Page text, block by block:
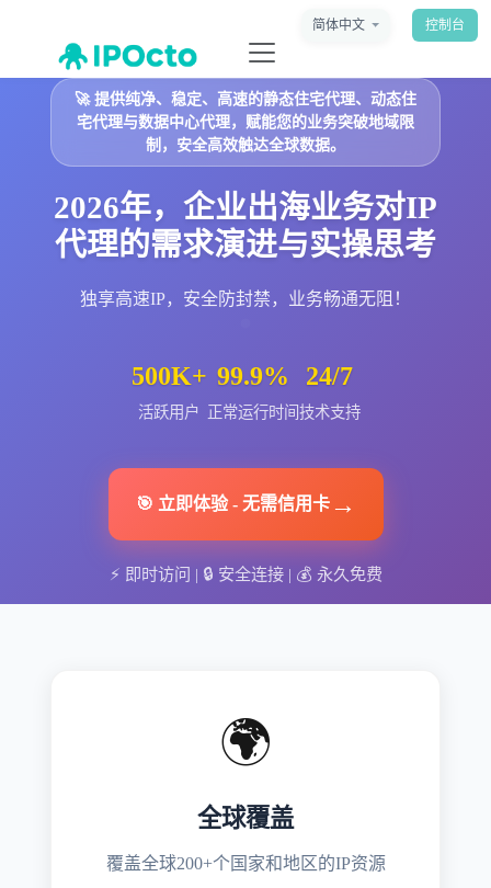
简体中文 控制台
🚀 提供纯净、稳定、高速的静态住宅代理、动态住
宅代理与数据中心代理，赋能您的业务突破地域限
制，安全高效触达全球数据。
2026年，企业出海业务对IP
代理的需求演进与实操思考
独享高速IP，安全防封禁，业务畅通无阻！
500K+
活跃用户
99.9%
正常运行时间
24/7
技术支持
🎯 立即体验- 无需信用卡→
⚡ 即时访问 | 🔒 安全连接| 💰 永久免费
🌍
全球覆盖
覆盖全球200+个国家和地区的IP资源